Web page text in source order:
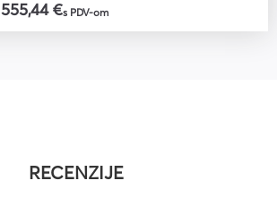
555,44 €s PDV-om
RECENZIJE